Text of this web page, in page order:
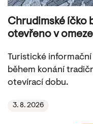
Chrudimské íčko
otevřeno v
Turistické
během konání
otevírací dobu.
3. 8. 2026